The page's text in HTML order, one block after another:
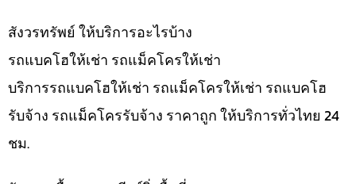
สังวรทรัพย์ ให้บริการอะไรบ้าง
รถแบคโฮให้เช่า รถแม็คโครให้เช่า
บริการรถแบคโฮให้เช่า รถแม็คโครให้เช่า รถแบคโฮ
รับจ้าง รถแม็คโครรับจ้าง ราคาถูก ให้บริการทั่วไทย 24
ชม.